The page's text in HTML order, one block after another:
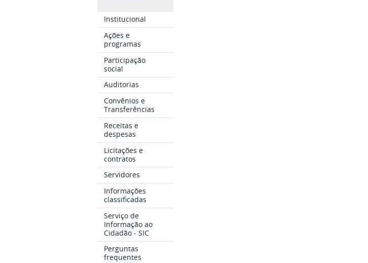
Institucional
Ações e
programas
Participação
social
Auditorias
Convênios e
Transferências
Receitas e
despesas
Licitações e
contratos
Servidores
Informações
classificadas
Serviço de
Informação ao
Cidadão - SIC
Perguntas
frequentes